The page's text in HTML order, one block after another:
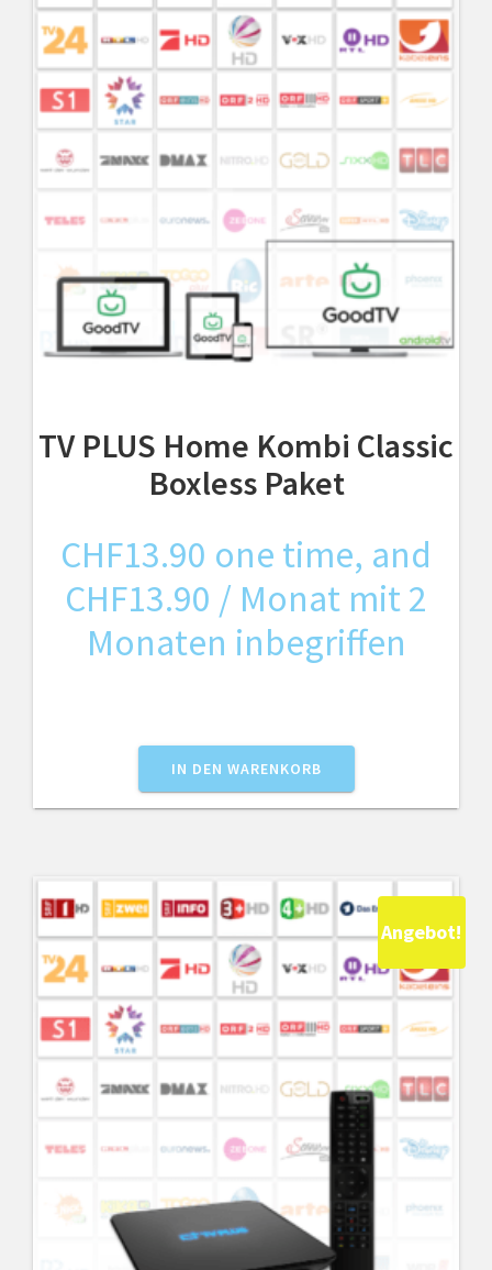
TV PLUS Home Kombi Classic
Boxless Paket
CHF13.90 one time, and
CHF13.90 / Monat mit 2
Monaten inbegriffen
IN DEN WARENKORB
Angebot!